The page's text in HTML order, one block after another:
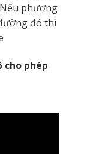
phương
đó thì
cho phép